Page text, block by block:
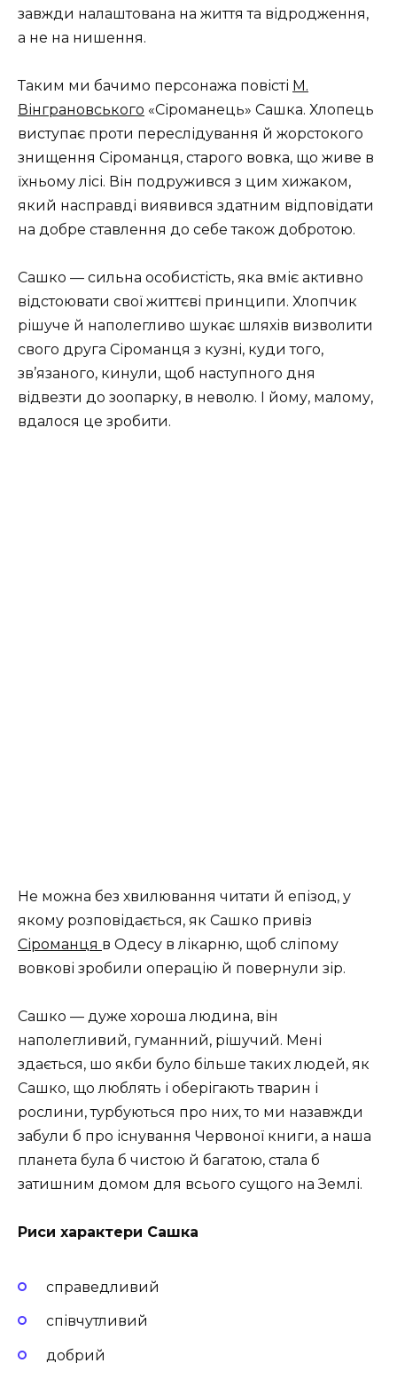
завжди налаштована на життя та відродження,
а не на нишення.
Таким ми бачимо персонажа повісті М.
Вінграновського «Сіроманець» Сашка. Хлопець
виступає проти переслідування й жорстокого
знищення Сіроманця, старого вовка, що живе в
їхньому лісі. Він подружився з цим хижаком,
який насправді виявився здатним відповідати
на добре ставлення до себе також добротою.
Сашко — сильна особистість, яка вміє активно
відстоювати свої життєві принципи. Хлопчик
рішуче й наполегливо шукає шляхів визволити
свого друга Сіроманця з кузні, куди того,
зв’язаного, кинули, щоб наступного дня
відвезти до зоопарку, в неволю. І йому, малому,
вдалося це зробити.
Не можна без хвилювання читати й епізод, у
якому розповідається, як Сашко привіз
Сіроманця в Одесу в лікарню, щоб сліпому
вовкові зробили операцію й повернули зір.
Сашко — дуже хороша людина, він
наполегливий, гуманний, рішучий. Мені
здається, шо якби було більше таких людей, як
Сашко, що люблять і оберігають тварин і
рослини, турбуються про них, то ми назавжди
забули б про існування Червоної книги, а наша
планета була б чистою й багатою, стала б
затишним домом для всього сущого на Землі.
Риси характери Сашка
справедливий
співчутливий
добрий